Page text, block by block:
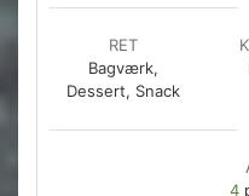
RET
Bagværk,
Dessert, Snack
4